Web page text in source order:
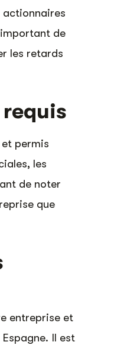
actionnaires
de
les retards
permis
les
de noter
que
entreprise et
Il est